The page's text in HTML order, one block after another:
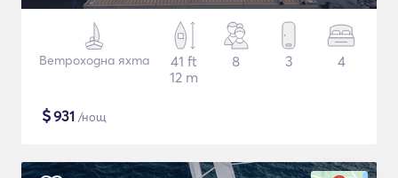
Ветроходна яхта
41 ft
12 m
8 3 4
$931 /нощ